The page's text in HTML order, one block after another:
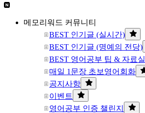
메모리워드 커뮤니티
BEST 인기글 (실시간)
BEST 인기글 (명예의 전당)
BEST 영어공부 팁 & 자료실
매일 1문장 초보영어회화
공지사항
이벤트
영어공부 인증 챌린지